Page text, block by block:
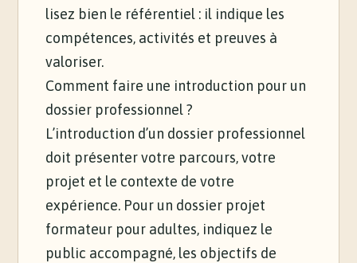
lisez bien le référentiel : il indique les
compétences, activités et preuves à
valoriser.
Comment faire une introduction pour un
dossier professionnel ?
L’introduction d’un dossier professionnel
doit présenter votre parcours, votre
projet et le contexte de votre
expérience. Pour un dossier projet
formateur pour adultes, indiquez le
public accompagné, les objectifs de